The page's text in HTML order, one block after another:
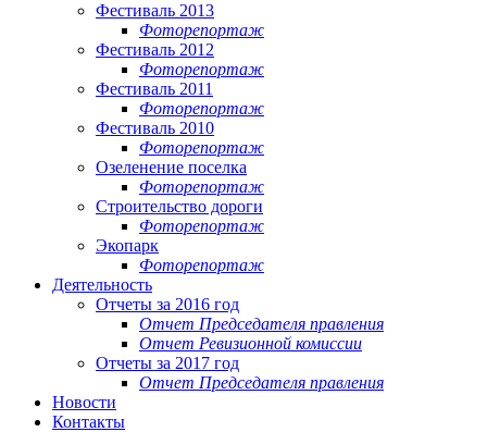
Фестиваль 2013
Фоторепортаж
Фестиваль 2012
Фоторепортаж
Фестиваль 2011
Фоторепортаж
Фестиваль 2010
Фоторепортаж
Озеленение поселка
Фоторепортаж
Строительство дороги
Фоторепортаж
Экопарк
Фоторепортаж
Деятельность
Отчеты за 2016 год
Отчет Председателя правления
Отчет Ревизионной комиссии
Отчеты за 2017 год
Отчет Председателя правления
Новости
Контакты